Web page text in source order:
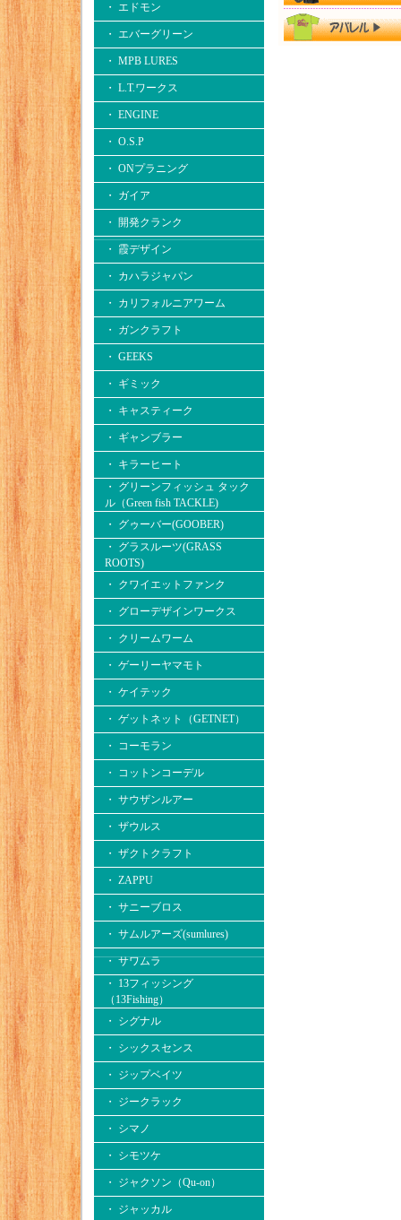
・ エドモン
・ エバーグリーン
・ MPB LURES
・ L.T.ワークス
・ ENGINE
・ O.S.P
・ ONプラニング
・ ガイア
・ 開発クランク
・ 霞デザイン
・ カハラジャパン
・ カリフォルニアワーム
・ ガンクラフト
・ GEEKS
・ ギミック
・ キャスティーク
・ ギャンブラー
・ キラーヒート
・ グリーンフィッシュ タック
ル（Green fish TACKLE)
・ グゥーバー(GOOBER)
・ グラスルーツ(GRASS
ROOTS)
・ クワイエットファンク
・ グローデザインワークス
・ クリームワーム
・ ゲーリーヤマモト
・ ケイテック
・ ゲットネット（GETNET）
・ コーモラン
・ コットンコーデル
・ サウザンルアー
・ ザウルス
・ ザクトクラフト
・ ZAPPU
・ サニーブロス
・ サムルアーズ(sumlures)
・ サワムラ
・ 13フィッシング
（13Fishing）
・ シグナル
・ シックスセンス
・ ジップベイツ
・ ジークラック
・ シマノ
・ シモツケ
・ ジャクソン（Qu-on）
・ ジャッカル